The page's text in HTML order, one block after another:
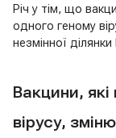
Річ у тім, що
одного геному
незмінної
Вакцини,
вірусу,